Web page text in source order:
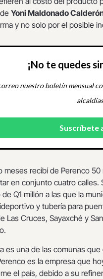
Yoni Maldonado
y no solo por el posible
¡No te quedes
nuestro boletín mensual
meses recibí de Perenco
en conjunto cuatro
Q1 millón a las que la
y tubería para
Las Cruces, Sayaxché y
es una de las comunas
es la empresa que
el país, debido a su